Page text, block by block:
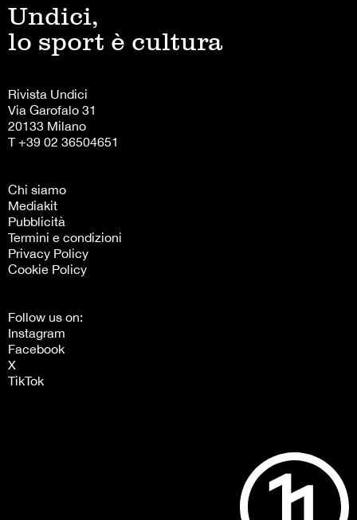
Undici,
lo sport è cultura
Rivista Undici
Via Garofalo 31
20133 Milano
T +39 02 36504651
Chi siamo
Mediakit
Pubblicità
Termini e condizioni
Privacy Policy
Cookie Policy
Follow us on:
Instagram
Facebook
X
TikTok